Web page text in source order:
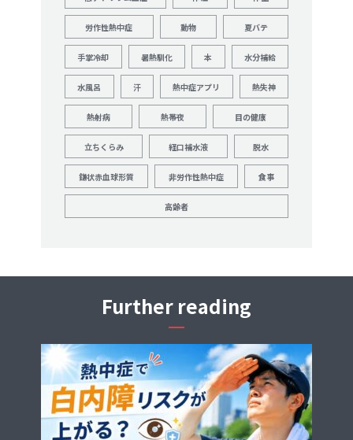
労作性熱中症 動物 夏バテ
手掌冷却 暑熱馴化 本 水分補給
水風呂 汗 熱中症アプリ 熱失神
熱射病 熱帯夜 目の健康
立ちくらみ 経口補水液 脱水
鎌状赤血球形質 非労作性熱中症 食事
高齢者
Further reading